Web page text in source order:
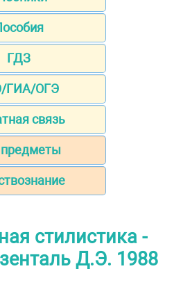
ГДЗ
ГИА/ОГЭ
связь
предметы
стилистика -
Д.Э. 1988